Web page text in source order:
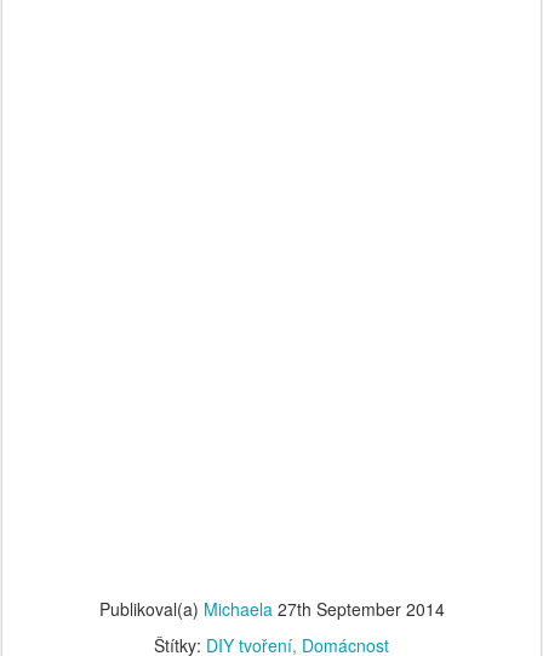
Publikoval(a) Michaela 27th September 2014
Štítky: DIY tvoření Domácnost